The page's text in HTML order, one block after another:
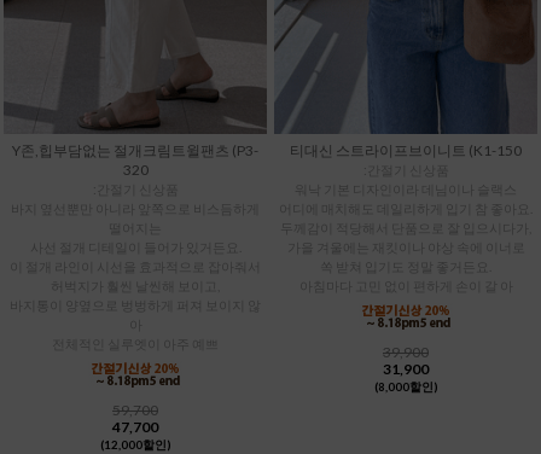
Y존,힙부담없는 절개크림트윌팬츠 (P3-
320
:간절기 신상품
바지 옆선뿐만 아니라 앞쪽으로 비스듬하게
사선 절개 디테일이 들어가 있거든요.
이 절개 라인이 시선을 효과적으로 잡아줘서
바지통이 양옆으로 벙벙하게 퍼져 보이지 않
전체적인 실루엣이 아주 예쁘
59,700
47,700
(12,000할인)
티대신 스트라이프브이니트 (K1-150
:간절기 신상품
워낙 기본 디자인이라 데님이나 슬랙스
어디에 매치해도 데일리하게 입기 참 좋아요.
두께감이 적당해서 단품으로 잘 입으시다가,
가을 겨울에는 재킷이나 야상 속에 이너로
쏙 받쳐 입기도 정말 좋거든요.
아침마다 고민 없이 편하게 손이 갈 아
39,900
31,900
(8,000할인)